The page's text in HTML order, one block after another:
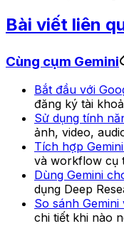
Bài viết liên
Cùng cụm Gemini
Bắt đầu với
đăng ký tài
Sử dụng tính
ảnh, video,
Tích hợp
và workflow cụ
Dùng Gemini
dụng Deep
So sánh Gemini
chi tiết khi nào